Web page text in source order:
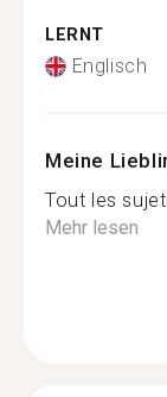
LERNT
Englisch
Meine
Tout les
Mehr lesen